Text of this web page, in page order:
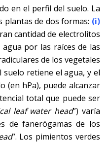
en el perfil del suelo. La
plantas de dos formas: (i)
cantidad de electrolitos
por las raíces de las
de los vegetales
suelo retiene el agua, y el
(en hPa), puede alcanzar
total que puede ser
leaf water head”) varía
de fanerógamas de los
”. Los pimientos verdes